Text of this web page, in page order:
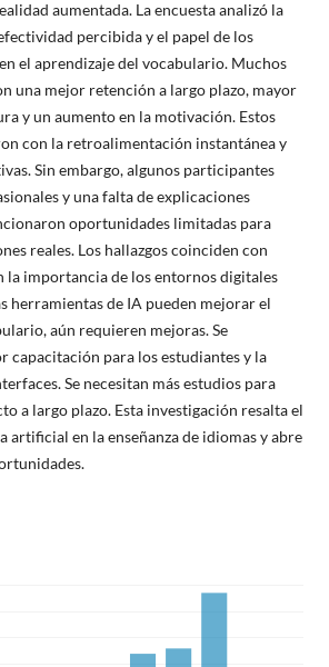
aumentada. La encuesta analizó la
percibida y el papel de los
el aprendizaje del vocabulario. Muchos
una mejor retención a largo plazo, mayor
y un aumento en la motivación. Estos
con la retroalimentación instantánea y
Sin embargo, algunos participantes
y una falta de explicaciones
oportunidades limitadas para
reales. Los hallazgos coinciden con
la importancia de los entornos digitales
herramientas de IA pueden mejorar el
aún requieren mejoras. Se
capacitación para los estudiantes y la
Se necesitan más estudios para
a largo plazo. Esta investigación resalta el
artificial en la enseñanza de idiomas y abre